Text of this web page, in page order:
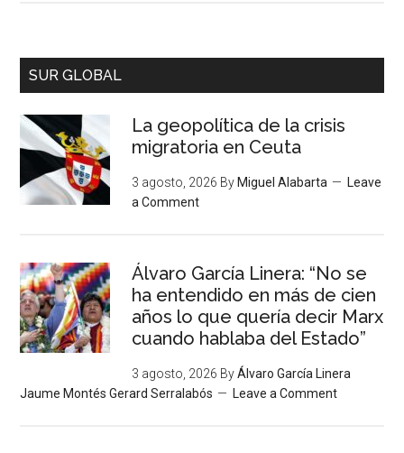
SUR GLOBAL
La geopolítica de la crisis
migratoria en Ceuta
3 agosto, 2026 By Miguel Alabarta
Leave
a Comment
Álvaro García Linera: “No se
ha entendido en más de cien
años lo que quería decir Marx
cuando hablaba del Estado”
3 agosto, 2026 ByÁlvaro García Linera
Jaume Montés Gerard Serralabós
Leave a Comment